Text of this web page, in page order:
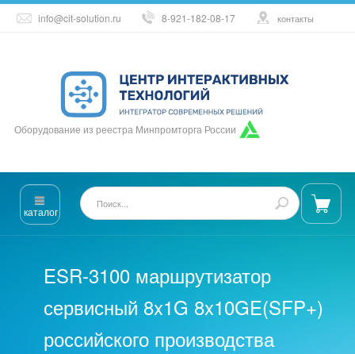
info@cit-solution.ru 8-921-182-08-17 контакты
Оборудование из реестра Минпромторга России
каталог
ESR-3100 маршрутизатор
сервисный 8x1G 8x10GE(SFP+)
российского производства